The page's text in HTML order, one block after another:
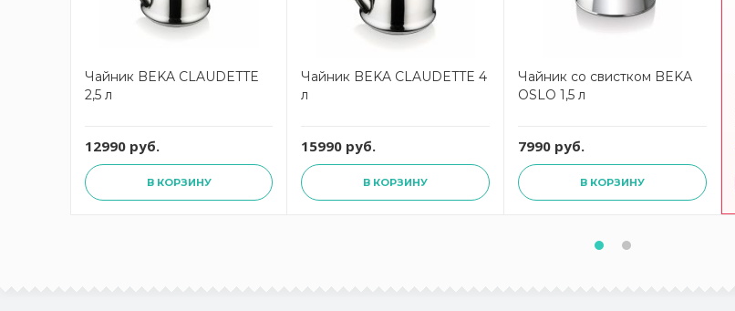
Чайник BEKA CLAUDETTE
2,5 л
12990 руб.
В КОРЗИНУ
Чайник BEKA CLAUDETTE 4
л
15990 руб.
В КОРЗИНУ
Чайник со свистком BEKA
OSLO 1,5 л
7990 руб.
В КОРЗИНУ